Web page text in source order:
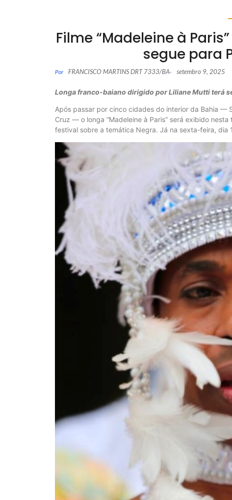
Filme “Madeleine à
segue para
Por FRANCISCO MARTINS DRT 7333/BA- setembro 9, 2025
Longa franco-baiano dirigido por Liliane Mutti terá
Após passar por cinco cidades do interior da Bahia —
Cruz — o longa “Madeleine à Paris” será exibido
festival sobre a temática Negra. Já na sexta-feira, dia